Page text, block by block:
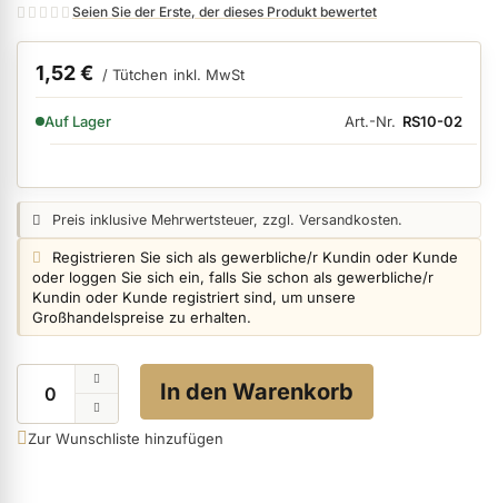
Acryl anzeigen
Nagellack & Flüssigkeiten anzeigen
Nagelfeilen, Werkzeuge, Tips & Zubehör anzeigen
Hygiene anzeigen
Skintrix anzeigen
Seien Sie der Erste, der dieses Produkt bewertet
1,52 € / Tütchen inkl. MwSt
VERFÜGBARKEIT:
Auf Lager Art.-Nr. RS10-02
Preisangabe:
Preis inklusive Mehrwertsteuer, zzgl. Versandkosten.
Login info:
Registrieren Sie sich als gewerbliche/r Kundin oder Kunde
oder loggen Sie sich ein, falls Sie schon als gewerbliche/r
Kundin oder Kunde registriert sind, um unsere
Großhandelspreise zu erhalten.
In den Warenkorb
Zur Wunschliste hinzufügen